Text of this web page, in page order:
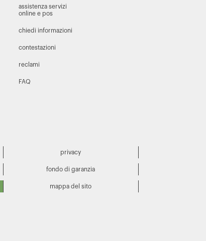
assistenza servizi
online e pos
chiedi informazioni
contestazioni
reclami
FAQ
privacy
fondo di garanzia
mappa del sito